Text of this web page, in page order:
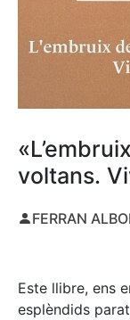
voltans.
FERRAN
Este llibre, ens
esplèndids